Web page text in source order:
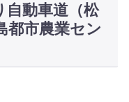
動車道（松
都市農業セン